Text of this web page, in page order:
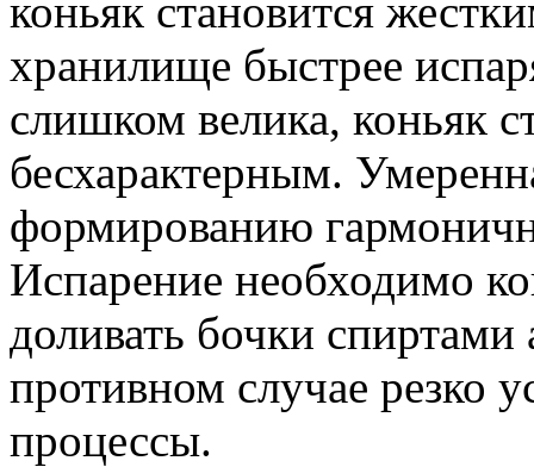
коньяк становится
хранилище быстрее
слишком велика, коньяк
бесхарактерным.
формированию
Испарение необходимо
доливать бочки
противном случае резко
процессы.